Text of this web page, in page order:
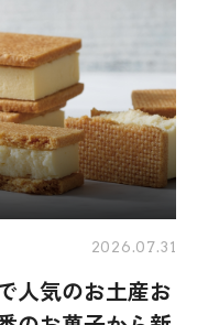
2026.07.31
人気のお土産お